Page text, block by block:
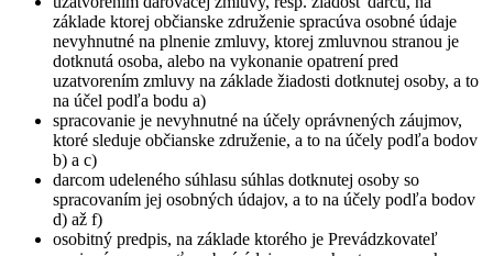
základe ktorej občianske združenie spracúva osobné údaje
nevyhnutné na plnenie zmluvy, ktorej zmluvnou stranou je
dotknutá osoba, alebo na vykonanie opatrení pred
uzatvorením zmluvy na základe žiadosti dotknutej osoby, a to
na účel podľa bodu a)
spracovanie je nevyhnutné na účely oprávnených záujmov,
ktoré sleduje občianske združenie, a to na účely podľa bodov
b) a c)
darcom udeleného súhlasu súhlas dotknutej osoby so
spracovaním jej osobných údajov, a to na účely podľa bodov
d) až f)
osobitný predpis, na základe ktorého je Prevádzkovateľ